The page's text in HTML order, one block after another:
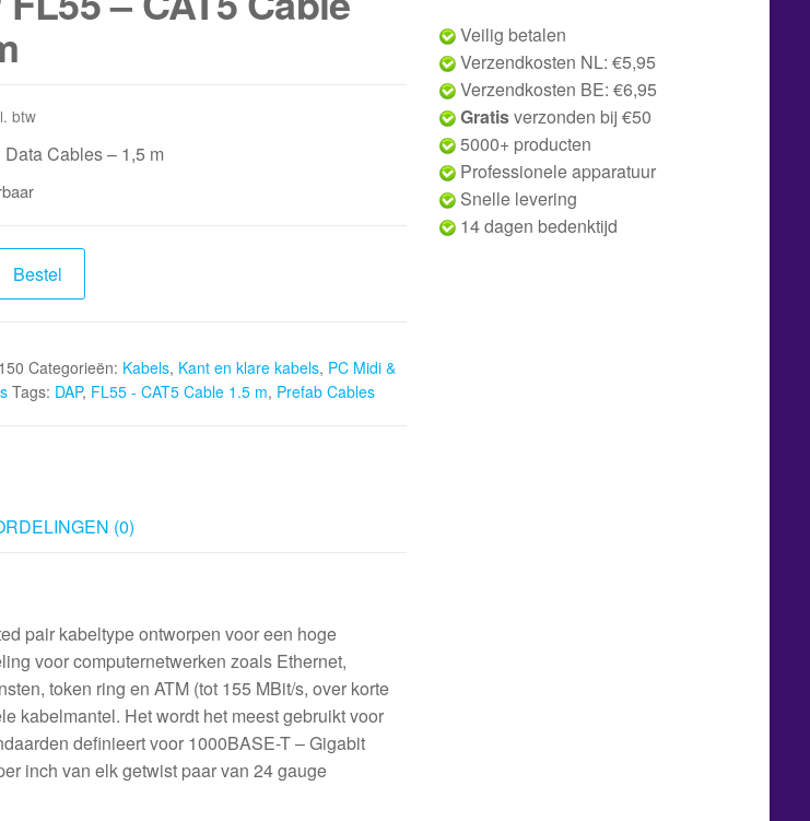
btw
Cables – 1,5 m
Bestel
Categorieën: Kabels, Kant en klare kabels, PC Midi &
Tags: DAP, FL55 - CAT5 Cable 1.5 m, Prefab Cables
(0)
pair kabeltype ontworpen voor een hoge
voor computernetwerken zoals Ethernet,
token ring en ATM (tot 155 MBit/s, over korte
kabelmantel. Het wordt het meest gebruikt voor
definieert voor 1000BASE-T – Gigabit
inch van elk getwist paar van 24 gauge
Veilig betalen
Verzendkosten NL: €5,95
Verzendkosten BE: €6,95
Gratisverzonden bij €50
5000+ producten
Professionele apparatuur
Snelle levering
14 dagen bedenktijd